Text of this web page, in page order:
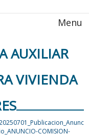
Menu
AUXILIAR
VIVIENDA
COMISION-